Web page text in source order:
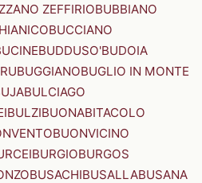
ZEFFIRIOBUBBIANO
BUCCIANO
BUDDUSO'BUDOIA
BUGGIANOBUGLIO IN MONTE
BULCIAGO
BULZIBUONABITACOLO
BUONVICINO
BURGIOBURGOS
BUSACHIBUSALLABUSANA